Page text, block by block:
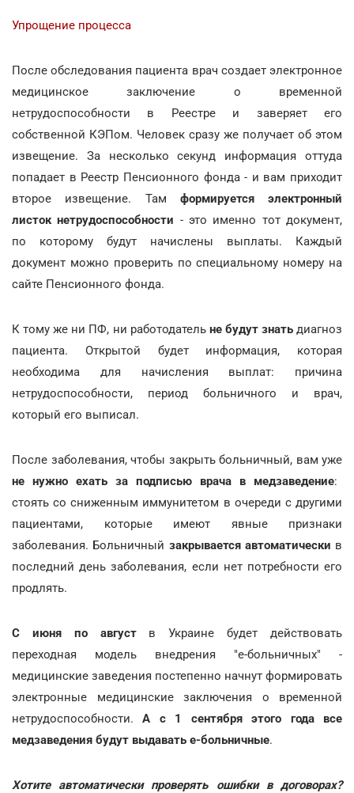
Упрощение процесса
После обследования пациента врач создает электронное
медицинское заключение о временной
нетрудоспособности в Реестре и заверяет его
собственной КЭПом. Человек сразу же получает об этом
извещение. За несколько секунд информация оттуда
попадает в Реестр Пенсионного фонда - и вам приходит
второе извещение. Там формируется электронный
листок нетрудоспособности - это именно тот документ,
по которому будут начислены выплаты. Каждый
документ можно проверить по специальному номеру на
сайте Пенсионного фонда.
К тому же ни ПФ, ни работодатель не будут знатьдиагноз
пациента. Открытой будет информация, которая
необходима для начисления выплат: причина
нетрудоспособности, период больничного и врач,
который его выписал.
После заболевания, чтобы закрыть больничный, вам уже
не нужно ехать за подписью врача в медзаведение:
стоять со сниженным иммунитетом в очереди с другими
пациентами, которые имеют явные признаки
заболевания. Больничный закрывается автоматически в
последний день заболевания, если нет потребности его
продлять.
С июня по август в Украине будет действовать
переходная модель внедрения "е-больничных" -
медицинские заведения постепенно начнут формировать
электронные медицинские заключения о временной
нетрудоспособности.А с 1 сентября этого года все
медзаведения будут выдавать е-больничные.
Хотите автоматически проверять ошибки в договорах?